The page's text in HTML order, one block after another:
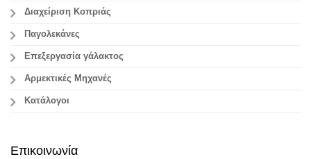
Διαχείριση Κοπριάς
Παγολεκάνες
Επεξεργασία γάλακτος
Aρμεκτικές Μηχανές
Κατάλογοι
Επικοινωνία